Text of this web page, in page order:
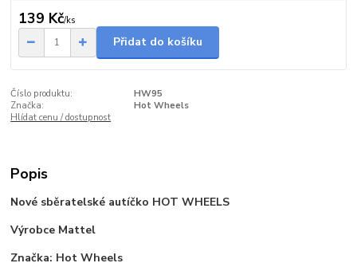
139 Kč/ks
Přidat do košíku
Číslo produktu:
HW95
Značka:
Hot Wheels
Hlídat cenu / dostupnost
Popis
Nové sběratelské autíčko HOT WHEELS
Výrobce Mattel
Značka: Hot Wheels